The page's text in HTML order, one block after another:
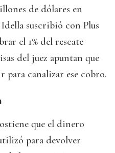
de dólares en
suscribió con Plus
el 1% del rescate
del juez apuntan que
canalizar ese cobro.
que el dinero
para devolver